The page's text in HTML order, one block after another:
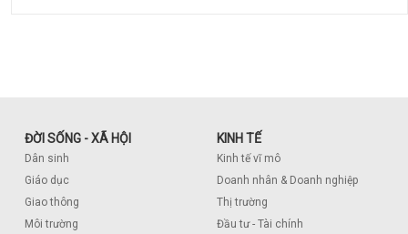
ĐỜI SỐNG - XÃ HỘI
Dân sinh
Giáo dục
Giao thông
Môi trường
KINH TẾ
Kinh tế vĩ mô
Doanh nhân & Doanh nghiệp
Thị trường
Đầu tư - Tài chính